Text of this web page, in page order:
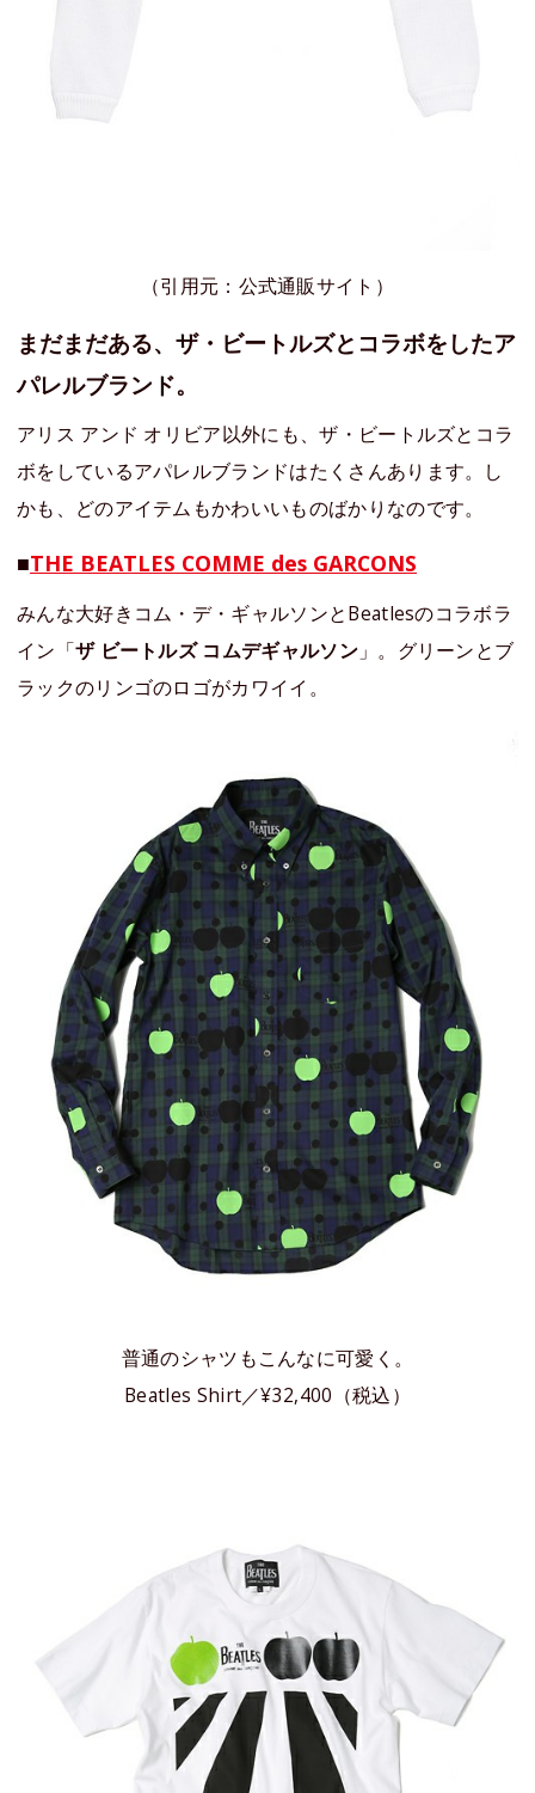
（引用元：公式通販サイト）
まだまだある、ザ・ビートルズとコラボをしたア
パレルブランド。
アリス アンド オリビア以外にも、ザ・ビートルズとコラ
ボをしているアパレルブランドはたくさんあります。し
かも、どのアイテムもかわいいものばかりなのです。
■THE BEATLES COMME des GARCONS
みんな大好きコム・デ・ギャルソンとBeatlesのコラボラ
イン「ザ ビートルズ コムデギャルソン」。グリーンとブ
ラックのリンゴのロゴがカワイイ。
普通のシャツもこんなに可愛く。
Beatles Shirt／¥32,400（税込）